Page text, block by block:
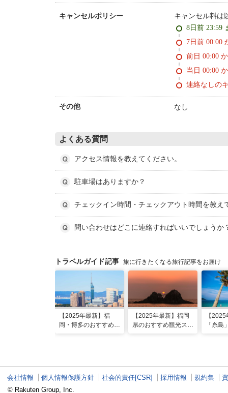
キャンセルポリシー キャンセル料は
8日前 23:59
7日前
前日 00:00
当日 00:00
連絡なしの
その他 なし
よくある質問
アクセス情報を教えてください。
駐車場はありますか？
チェックイン時間・チェックアウト時間を教え
問い合わせはどこに連絡すればいいでしょうか
トラベルガイド記事 旅に行きたくなる旅行記事をお届け
【2025年最新】福
岡・博多のおすすめ観
【2025年最新】福岡
県のおすすめ観光スポ
【
「糸島
会社情報 個人情報保護方針 社会的責任[CSR] 採用情報 規約集
© Rakuten Group, Inc.